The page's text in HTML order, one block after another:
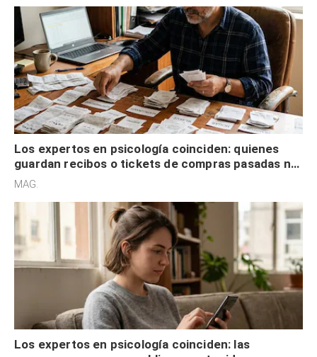
Los expertos en psicología coinciden: quienes
guardan recibos o tickets de compras pasadas no
son acumuladores, sino que tienen necesidad de
MAG.
Los expertos en psicología coinciden: las